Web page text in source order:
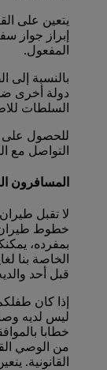
يتعين على
إبراز جواز
المفعول.
بالنسبة إلى
دولة أخرى
السلطات
للحصول على
التواصل مع
المسافرون
لا تقبل
خطوط طيران
بمفرده،
الخاصة بنا
قبل أحد
إذا كان
ليس لديه
خطابا
من الوصي
القانونية.